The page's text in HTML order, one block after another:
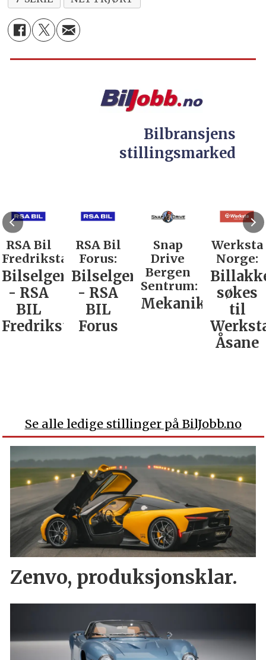
Bilbransjens
stillingsmarked
RSA Bil
Fredrikstad:
Bilselger
- RSA
BIL
Fredrikstad
RSA Bil
Forus:
Bilselger
- RSA
BIL
Forus
Snap
Drive
Bergen
Sentrum:
Mekaniker
Werksta
Norge:
søkes
til
Åsane
Se alle ledige stillinger på BilJobb.no
Zenvo, produksjonsklar.